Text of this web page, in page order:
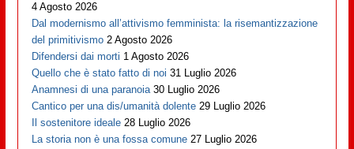
4 Agosto 2026
Dal modernismo all’attivismo femminista: la risemantizzazione
del primitivismo 2 Agosto 2026
Difendersi dai morti 1 Agosto 2026
Quello che è stato fatto di noi 31 Luglio 2026
Anamnesi di una paranoia 30 Luglio 2026
Cantico per una dis/umanità dolente 29 Luglio 2026
Il sostenitore ideale 28 Luglio 2026
La storia non è una fossa comune 27 Luglio 2026